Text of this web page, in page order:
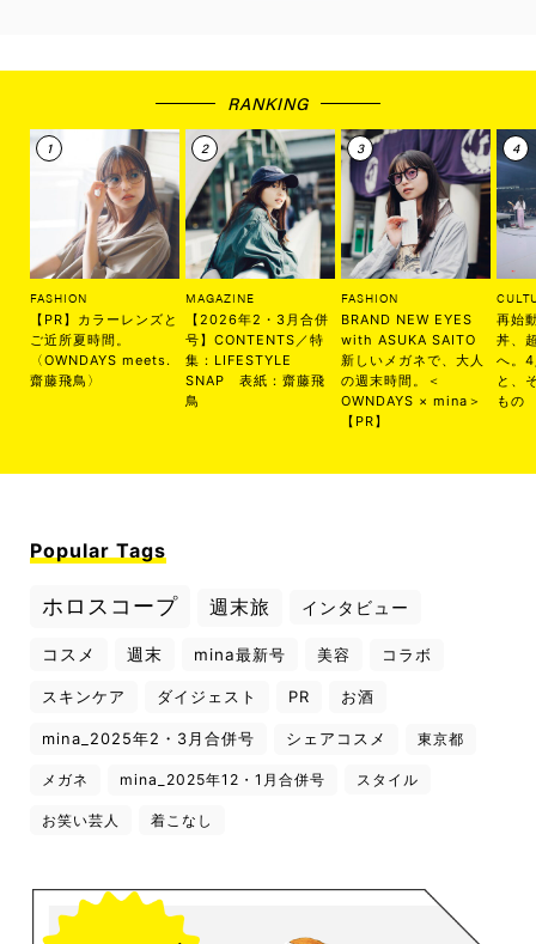
RANKING
FASHION
【PR】カラーレンズと
ご近所夏時間。
〈OWNDAYS meets.
齋藤飛鳥〉
MAGAZINE
【2026年2・3月合併
号】CONTENTS／特
集：LIFESTYLE
SNAP 表紙：齋藤飛
鳥
FASHION
BRAND NEW EYES
with ASUKA SAITO
新しいメガネで、大人
の週末時間。＜
OWNDAYS × mina＞
【PR】
再始
丼、
へ。
と、
もの
Popular Tags
ホロスコープ 週末旅 インタビュー
コスメ 週末 mina最新号 美容 コラボ
スキンケア ダイジェスト PR お酒
mina_2025年2・3月合併号 シェアコスメ 東京都
メガネ mina_2025年12・1月合併号 スタイル
お笑い芸人 着こなし